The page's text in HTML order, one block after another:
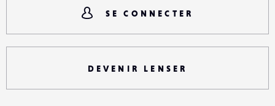
SE CONNECTER
DEVENIR LENSER